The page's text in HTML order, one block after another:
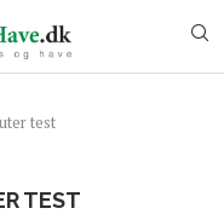
test
TEST